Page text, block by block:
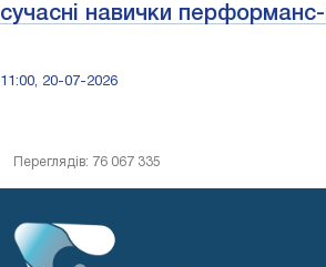
сучасні навички
11:00, 20-07-2026
Переглядів: 76 067 335